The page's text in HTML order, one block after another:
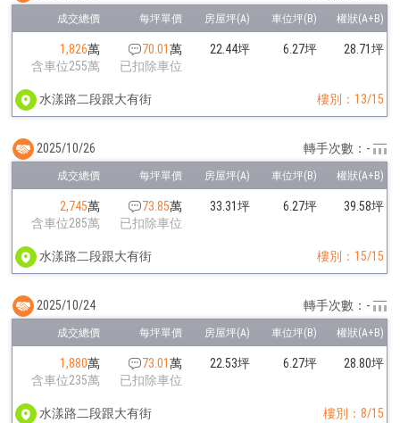
1,826萬
含車位255萬
70.01萬
已扣除車位
22.44坪 6.27坪 28.71坪
水漾路二段跟大有街 樓別：13/15
2,745萬
含車位285萬
73.85萬
已扣除車位
33.31坪 6.27坪 39.58坪
水漾路二段跟大有街 樓別：15/15
2025/10/26 轉手次數：-
1,880萬
含車位235萬
73.01萬
已扣除車位
22.53坪 6.27坪 28.80坪
水漾路二段跟大有街 樓別：8/15
2025/10/24 轉手次數：-